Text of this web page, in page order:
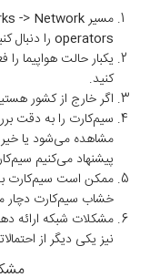
مسیر
-> Network
operators را دنبال
یکبار حالت هواپیما را
کنید.
اگر خارج از کشور
سیم‌کارت را به دقت
مشاهده می‌شود یا
پیشنهاد می‌کنیم
ممکن است سیم‌کارت
خشاب سیم‌کارت دچار
مشکلات شبکه ارائه
نیز یکی دیگر از